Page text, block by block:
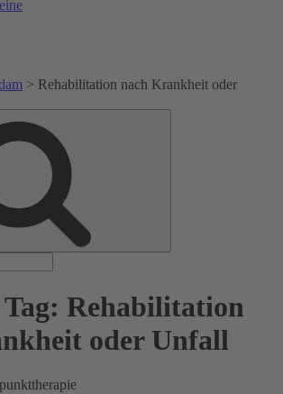
> Rehabilitation nach Krankheit oder
Rehabilitation
oder Unfall